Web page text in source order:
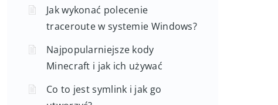
Jak wykonać polecenie
traceroute w systemie Windows?
Najpopularniejsze kody
Minecraft i jak ich używać
Co to jest symlink i jak go